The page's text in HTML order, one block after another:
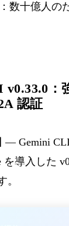
数十億人の
v0.33.0：
認証
— Gemini
を導入した
。